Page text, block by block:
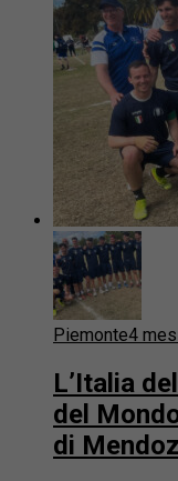
Piemonte4
L’Italia
del
di